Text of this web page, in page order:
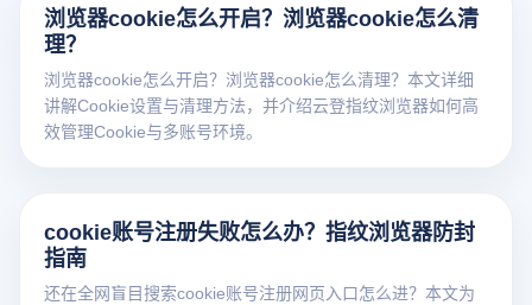
浏览器cookie怎么开启？浏览器cookie怎么清
理？
浏览器cookie怎么开启？浏览器cookie怎么清理？本文详细
讲解Cookie设置与清理方法，并介绍云登指纹浏览器如何高
效管理Cookie与多账号环境。
cookie账号注册失败怎么办？指纹浏览器防封
指南
还在全网盲目搜索cookie账号注册网页入口怎么进？本文为